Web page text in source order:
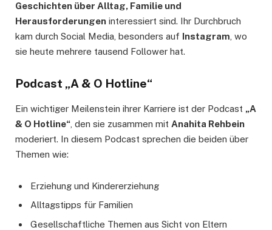
Geschichten über Alltag, Familie und
Herausforderungen interessiert sind. Ihr Durchbruch
kam durch Social Media, besonders auf Instagram , wo
sie heute mehrere tausend Follower hat.
Podcast „A & O Hotline“
Ein wichtiger Meilenstein ihrer Karriere ist der Podcast „A
& O Hotline“ , den sie zusammen mit Anahita Rehbein
moderiert. In diesem Podcast sprechen die beiden über
Themen wie:
Erziehung und Kindererziehung
Alltagstipps für Familien
Gesellschaftliche Themen aus Sicht von Eltern